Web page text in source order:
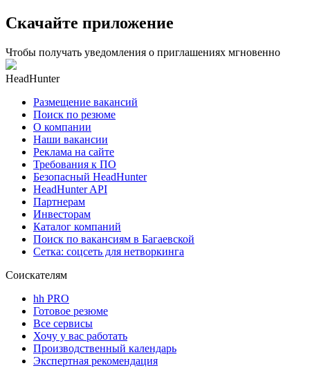
Скачайте приложение
Чтобы получать уведомления о приглашениях мгновенно
HeadHunter
Размещение вакансий
Поиск по резюме
О компании
Наши вакансии
Реклама на сайте
Требования к ПО
Безопасный HeadHunter
HeadHunter API
Партнерам
Инвесторам
Каталог компаний
Поиск по вакансиям в Багаевской
Сетка: соцсеть для нетворкинга
Соискателям
hh PRO
Готовое резюме
Все сервисы
Хочу у вас работать
Производственный календарь
Экспертная рекомендация